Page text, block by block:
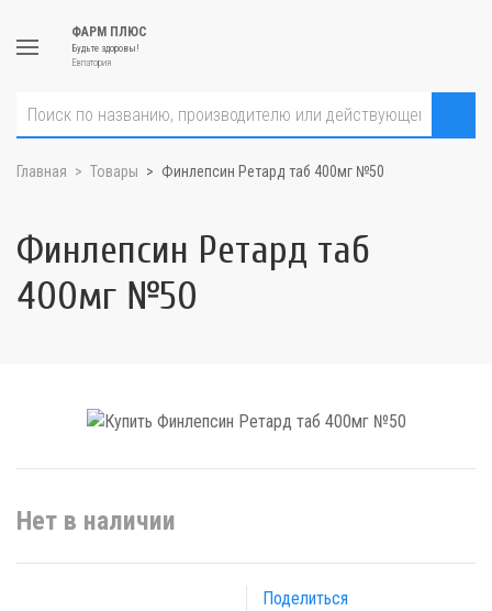
ФАРМ ПЛЮС
Будьте здоровы!
Евпатория
Главная Товары Финлепсин Ретард таб 400мг №50
Финлепсин Ретард таб
400мг №50
Нет в наличии
Поделиться